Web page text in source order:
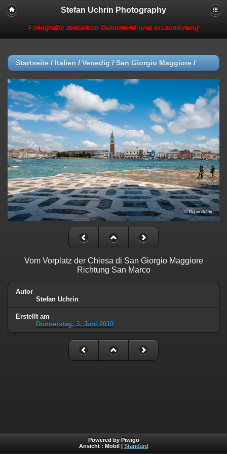
Stefan Uchrin Photography
Fotografie zwischen Dokument und Inszenierung
Startseite / Italien / Venedig / San Giorgio Maggiore /
Vom Vorplatz der Chiesa di San Giorgio Maggiore
Richtung San Marco
Autor
Stefan Uchrin
Erstellt am
Donnerstag, 3. Juni 2010
Powered by Piwigo
Ansicht : Mobil Standard